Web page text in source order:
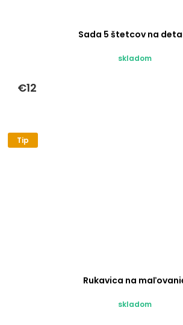
Sada 5 štetcov na
skladom
€12
Tip
Rukavica na
skladom